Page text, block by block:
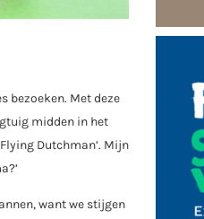
bezoeken. Met deze
midden in het
Dutchman’. Mijn
want we stijgen